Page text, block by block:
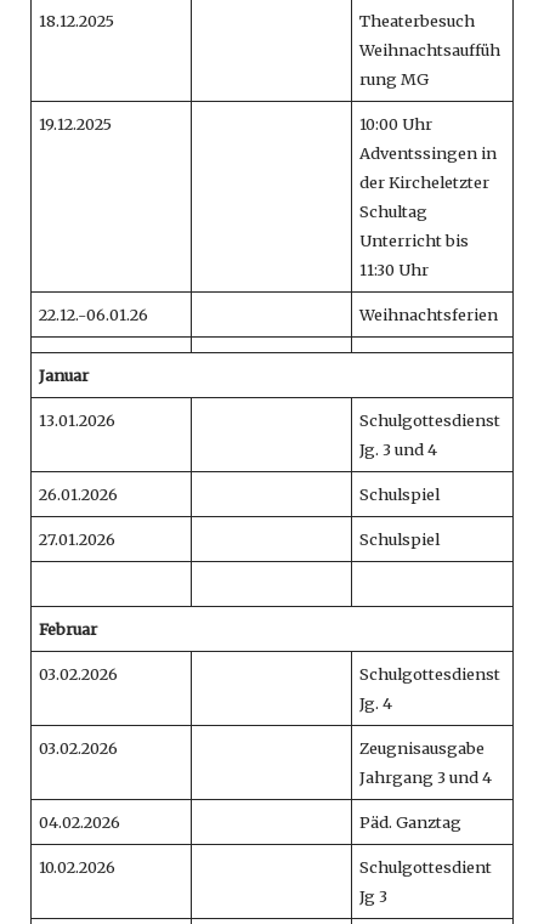
18.12.2025
Theaterbesuch
Weihnachtsauffüh
rung MG
19.12.2025
10:00 Uhr
Adventssingen in
der Kircheletzter
Schultag
Unterricht bis
11:30 Uhr
22.12.-06.01.26 Weihnachtsferien
Januar
13.01.2026
Schulgottesdienst
Jg. 3 und 4
26.01.2026 Schulspiel
27.01.2026 Schulspiel
Februar
03.02.2026
Schulgottesdienst
Jg. 4
03.02.2026
Zeugnisausgabe
Jahrgang 3 und 4
04.02.2026 Päd. Ganztag
10.02.2026
Schulgottesdient
Jg 3